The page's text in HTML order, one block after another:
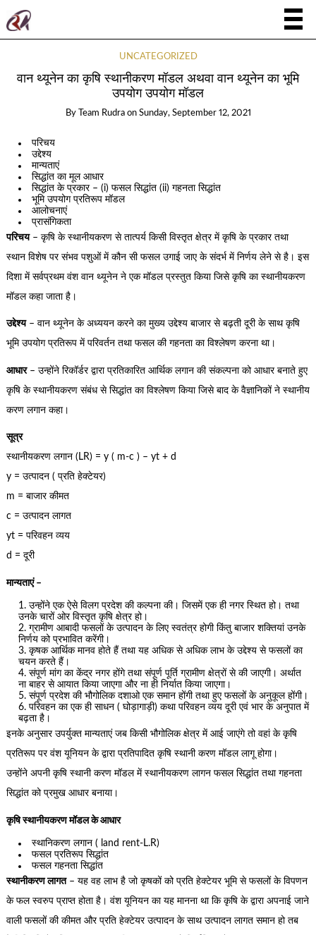
UNCATEGORIZED
वान थ्यूनेन का कृषि स्थानीकरण मॉडल अथवा वान थ्यूनेन का भूमि
उपयोग उपयोग मॉडल
By Team Rudra on Sunday, September 12, 2021
परिचय
उद्देश्य
मान्यताएं
सिद्धांत का मूल आधार
सिद्धांत के प्रकार – (i) फसल सिद्धांत (ii) गहनता सिद्धांत
भूमि उपयोग प्रतिरूप मॉडल
आलोचनाएं
प्रासंगिकता
परिचय– कृषि के स्थानीयकरण से तात्पर्य किसी विस्तृत क्षेत्र में कृषि के प्रकार तथा
स्थान विशेष पर संभव पशुओं में कौन सी फसल उगाई जाए के संदर्भ में निर्णय लेने से है। इस
दिशा में सर्वप्रथम वंश वान थ्यूनेन ने एक मॉडल प्रस्तुत किया जिसे कृषि का स्थानीयकरण
मॉडल कहा जाता है।
उद्देश्य– वान थ्यूनेन के अध्ययन करने का मुख्य उद्देश्य बाजार से बढ़ती दूरी के साथ कृषि
भूमि उपयोग प्रतिरूप में परिवर्तन तथा फसल की गहनता का विश्लेषण करना था।
आधार– उन्होंने रिकॉर्डर द्वारा प्रतिकारित आर्थिक लगान की संकल्पना को आधार बनाते हुए
कृषि के स्थानीयकरण संबंध से सिद्धांत का विश्लेषण किया जिसे बाद के वैज्ञानिकों ने स्थानीय
करण लगान कहा।
सूत्र
स्थानीयकरण लगान (LR) = y ( m-c ) – yt + d
y = उत्पादन ( प्रति हेक्टेयर)
m = बाजार कीमत
c = उत्पादन लागत
yt = परिवहन व्यय
d = दूरी
मान्यताएं –
उन्होंने एक ऐसे विलग प्रदेश की कल्पना की। जिसमें एक ही नगर स्थित हो। तथा
उनके चारों ओर विस्तृत कृषि क्षेत्र हो।
ग्रामीण आबादी फसलों के उत्पादन के लिए स्वतंत्र होगी किंतु बाजार शक्तियां उनके
निर्णय को प्रभावित करेंगी।
कृषक आर्थिक मानव होते हैं तथा यह अधिक से अधिक लाभ के उद्देश्य से फसलों का
चयन करते हैं।
संपूर्ण मांग का केंद्र नगर होंगे तथा संपूर्ण पूर्ति ग्रामीण क्षेत्रों से की जाएगी। अर्थात
ना बाहर से आयात किया जाएगा और ना ही निर्यात किया जाएगा।
संपूर्ण प्रदेश की भौगोलिक दशाओ एक समान होंगी तथा हुए फसलों के अनुकूल होंगी।
परिवहन का एक ही साधन ( घोड़ागाड़ी) कथा परिवहन व्यय दूरी एवं भार के अनुपात में
बढ़ता है।
इनके अनुसार उपर्युक्त मान्यताएं जब किसी भौगोलिक क्षेत्र में आई जाएंगे तो वहां के कृषि
प्रतिरूप पर वंश यूनियन के द्वारा प्रतिपादित कृषि स्थानी करण मॉडल लागू होगा।
उन्होंने अपनी कृषि स्थानी करण मॉडल में स्थानीयकरण लागन फसल सिद्धांत तथा गहनता
सिद्धांत को प्रमुख आधार बनाया।
कृषि स्थानीयकरण मॉडल के आधार
स्थानिकरण लगान ( land rent-L.R)
फसल प्रतिरूप सिद्धांत
फसल गहनता सिद्धांत
स्थानीकरण लागत– यह वह लाभ है जो कृषकों को प्रति हेक्टेयर भूमि से फसलों के विपणन
के फल स्वरुप प्राप्त होता है। वंश यूनियन का यह मानना था कि कृषि के द्वारा अपनाई जाने
वाली फसलों की कीमत और प्रति हेक्टेयर उत्पादन के साथ उत्पादन लागत समान हो तब